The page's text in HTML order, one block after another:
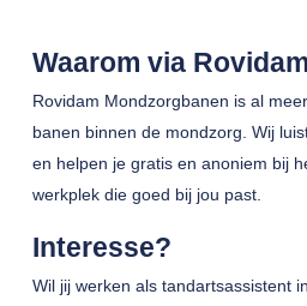
Waarom via
Rovidam Mondzorgbanen is al
banen binnen de mondzorg. Wij
en helpen je gratis en anoniem bij
werkplek die goed bij jou past.
Interesse?
Wil jij werken als tandartsassistent